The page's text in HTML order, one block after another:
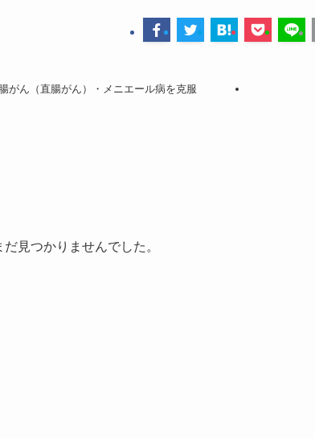
がん（直腸がん）・メニエール病を克服
見つかりませんでした。